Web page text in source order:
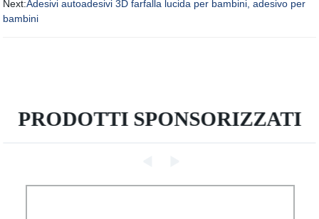
Next:Adesivi autoadesivi 3D farfalla lucida per bambini, adesivo per
bambini
PRODOTTI SPONSORIZZATI